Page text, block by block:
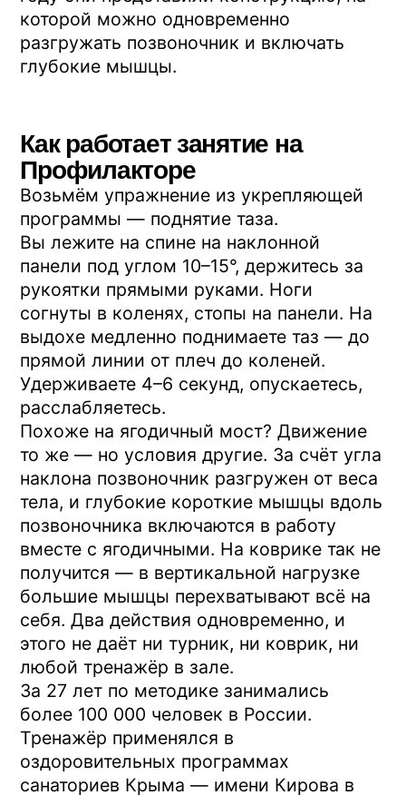
Короткий тест из 3 вопросов +
книга Вячеслава Евминова в
подарок
Пройти тест
А без тренажера что делать
Если Профилактора пока нет — базовый
комплекс упражнений для мышечного
корсета дома всё равно стоит делать. Он
не заменит работу на наклонной
плоскости (глубокие мышцы
включаются не расслабляются, а
межпозвонковые диски так не
растянутся), но поддержит спину в
тонусе.
Четыре упражнения по 2–3 подхода,
через день: планка на предплечьях (30
секунд), мёртвый жук (по 10 повторов на
сторону), ягодичный мост (15 повторов),
птица-собака (по 10 повторов на
сторону).
Это база. Если спина в целом здорова и
задача — просто поддерживать форму,
её может быть достаточно.
Если же поясница регулярно ноет к
вечеру, утром сложно разогнуться, уже
были эпизоды прострелов — дело в тех
самых глубоких мышцах, которые на
коврике не дотягиваются. Пресс и
ягодицы можно укрепить хоть дома,
хоть в зале — а глубокие стабилизаторы
позвоночника на наклонной плоскости.
Запишитесь на
бесплатное пробное
занятие
Москва, ул. Олеко Дундича, 25